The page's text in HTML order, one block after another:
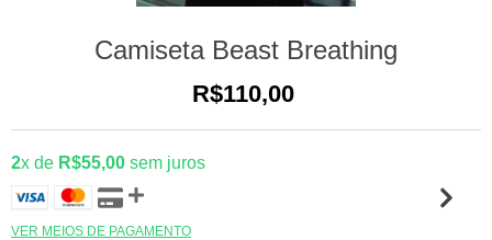
Camiseta Beast Breathing
R$110,00
2x de R$55,00 sem juros
VER MEIOS DE PAGAMENTO